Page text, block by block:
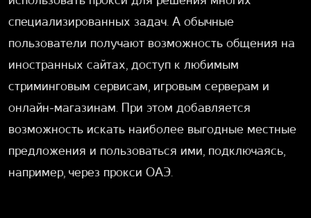
специализированных задач. А обычные
пользователи получают возможность общения на
иностранных сайтах, доступ к любимым
стриминговым сервисам, игровым серверам и
онлайн-магазинам. При этом добавляется
возможность искать наиболее выгодные местные
предложения и пользоваться ими, подключаясь,
например, через прокси ОАЭ.